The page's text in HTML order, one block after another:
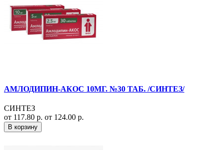
АМЛОДИПИН-АКОС 10МГ. №30 ТАБ. /СИНТЕЗ/
СИНТЕЗ
от 117.80 р. от 124.00 р.
В корзину